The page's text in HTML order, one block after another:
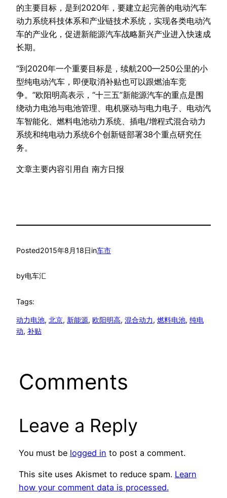
的主要目标，是到2020年，要建立起完善的电动汽车
动力系统科技体系和产业链技术系统，实现各类电动汽
车的产业化，促进新能源汽车战略新兴产业进入快速成
长期。
“到2020年一个重要目标是，续航200—250公里的小
型纯电动汽车，即便取消补贴也可以跟燃油车竞
争。”欧阳明高表示，“十三五”新能源汽车的重点是围
绕动力电池与电池管理、电机驱动与电力电子、电动汽
车智能化、燃料电池动力系统、插电/增程式混合动力
系统和纯电动力系统6个创新链部署38个重点研究任
务。
文章主要内容引用自 南方日报
Posted2015年8月18日in车市
by电车汇
Tags:
动力电池, 北京, 新能源, 欧阳明高, 混合动力, 燃料电池, 纯电
动, 补贴
Comments
Leave a Reply
You must be logged in to post a comment.
This site uses Akismet to reduce spam. Learn
how your comment data is processed.